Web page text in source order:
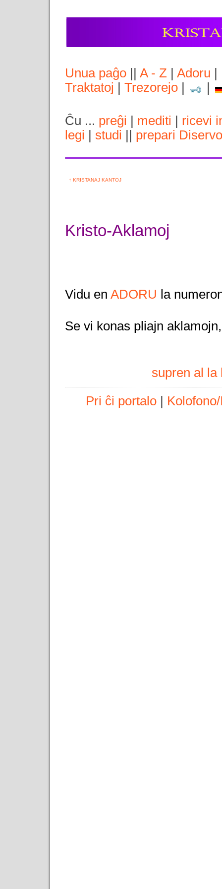
Unua paĝo ||A - Z |Adoru
Traktatoj |Trezorejo
Ĉu ... preĝi mediti
ricevi
legi
studi prepari
↑ KRISTANAJ KANTOJ
Kristo-Aklamoj
Vidu enADORU la
Se vi konas pliajn
supren al la
Pri ĉi portalo|